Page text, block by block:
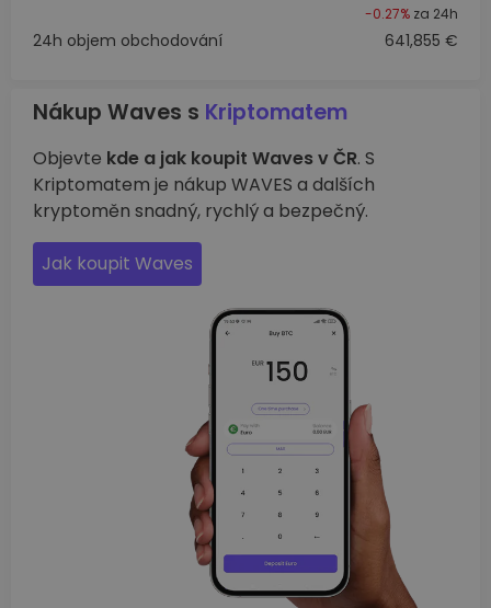
-0.27% za 24h
24h objem obchodování 641,855 €
Nákup Waves s Kriptomatem
Objevte kde a jak koupit Waves v ČR. S
Kriptomatem je nákup WAVES a dalších
kryptoměn snadný, rychlý a bezpečný.
Jak koupit Waves